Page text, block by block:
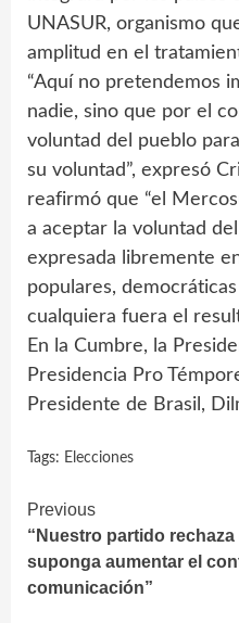
UNASUR, organismo
amplitud en el
“Aquí no pretendemos
nadie, sino que por el
voluntad del pueblo
su voluntad”, expresó
reafirmó que “el
a aceptar la voluntad
expresada libremente
populares,
cualquiera fuera el
En la Cumbre, la
Presidencia Pro
Presidente de Brasil,
Tags: Elecciones
Continue
Reading
Previous
“Nuestro partido
suponga aumentar el
comunicación”